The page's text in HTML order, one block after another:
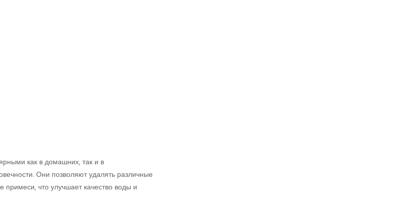
как в домашних, так и в
Они позволяют удалять различные
примеси, что улучшает качество воды и